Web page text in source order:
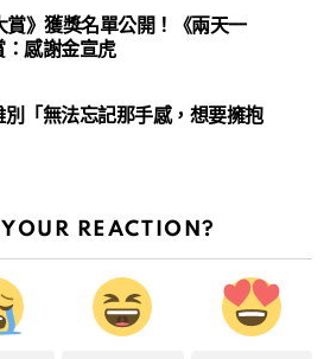
》獲獎名單公開！《兩天一
感謝金宣虎
「無法忘記那手感，想要擁抱
REACTION?